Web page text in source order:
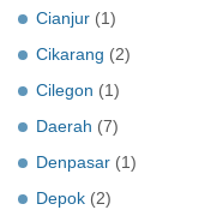
Cianjur (1)
Cikarang (2)
Cilegon (1)
Daerah (7)
Denpasar (1)
Depok (2)